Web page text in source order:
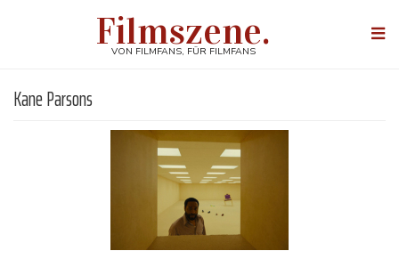
Filmszene.
VON FILMFANS, FÜR FILMFANS
Kane Parsons